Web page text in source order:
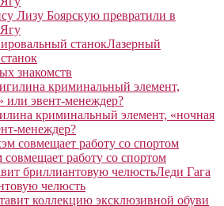
Лизу Боярскую превратили в
Лазерный
знакомств
криминальный элемент, «ночная
менеждер?
работу со спортом
Леди Гага
челюсть